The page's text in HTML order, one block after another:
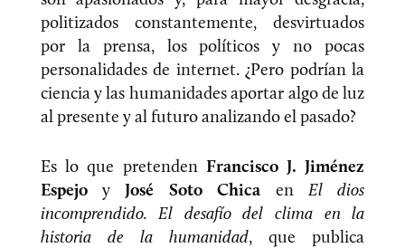
politizados constantemente, desvirtuados
por la prensa, los políticos y no pocas
personalidades de internet. ¿Pero podrían la
ciencia y las humanidades aportar algo de luz
al presente y al futuro analizando el pasado?
Es lo que pretenden Francisco J. Jiménez
EspejoyJosé Soto Chica en El dios
incomprendido. El desafío del clima en la
historia de la humanidad, que publica